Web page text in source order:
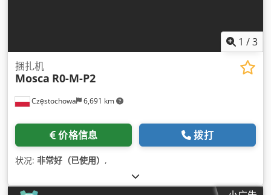
1 /3
Częstochowa 6,691 km
捆扎机
Mosca R0-M-P2
价格信息 拨打
状况: 非常好（已使用） ,